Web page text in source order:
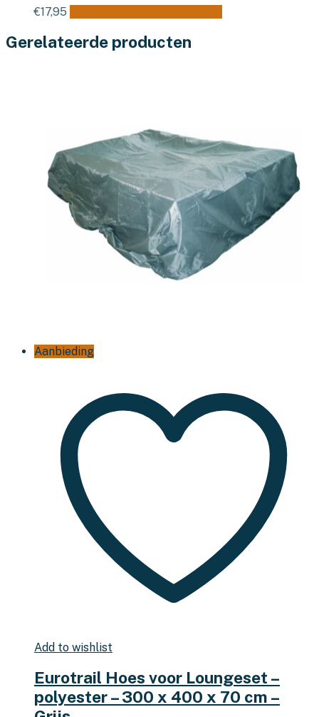
€17,95
Gerelateerde producten
Aanbieding
Add to wishlist
Eurotrail Hoes voor Loungeset –
polyester – 300 x 400 x 70 cm –